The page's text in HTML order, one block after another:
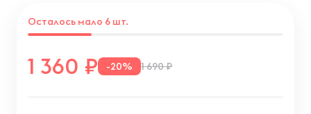
1 360 -20% 1 690 ₽
Осталось мало 6 шт.